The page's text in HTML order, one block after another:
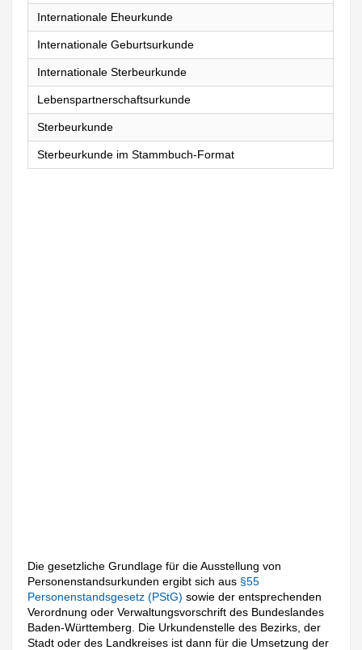
Internationale Eheurkunde
Internationale Geburtsurkunde
Internationale Sterbeurkunde
Lebenspartnerschaftsurkunde
Sterbeurkunde
Sterbeurkunde im Stammbuch-Format
Die gesetzliche Grundlage für die Ausstellung von
Personenstandsurkunden ergibt sich aus §55
Personenstandsgesetz (PStG)sowie der entsprechenden
Verordnung oder Verwaltungsvorschrift des Bundeslandes
Baden-Württemberg. Die Urkundenstelle des Bezirks, der
Stadt oder des Landkreises ist dann für die Umsetzung der